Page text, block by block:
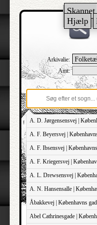
Skannet
Hjælp
Arkivalie:
Amt:
A. D. Jørgensensvej |
A. F. Beyersvej |
A. F. Ibsensvej |
A. F. Kriegersvej |
A. L. Drewsensvej |
A. N. Hansensalle |
Åbakkevej | Københavns
Abel Cathrinesgade |